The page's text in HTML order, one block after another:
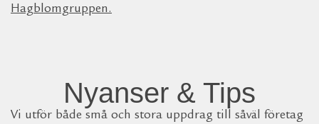
Hagblomgruppen.
Nyanser & Tips
Vi utför både små och stora uppdrag till såväl företag